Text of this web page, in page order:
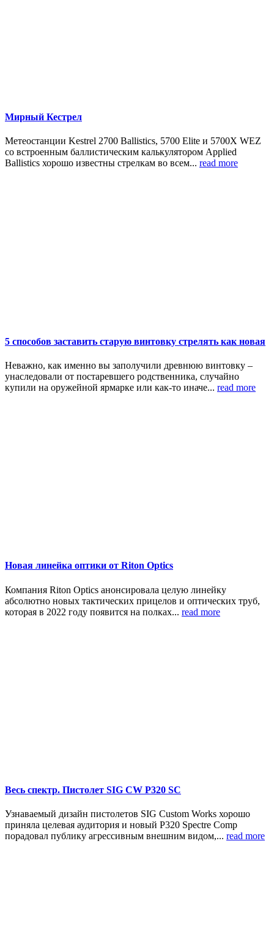
Мирный Кестрел
Метеостанции Kestrel 2700 Ballistics, 5700 Elite и 5700X WEZ
со встроенным баллистическим калькулятором Applied
Ballistics хорошо известны стрелкам во всем... read more
5 способов заставить старую винтовку стрелять как новая
Неважно, как именно вы заполучили древнюю винтовку –
унаследовали от постаревшего родственника, случайно
купили на оружейной ярмарке или как-то иначе... read more
Новая линейка оптики от Riton Optics
Компания Riton Optics анонсировала целую линейку
абсолютно новых тактических прицелов и оптических труб,
которая в 2022 году появится на полках... read more
Весь спектр. Пистолет SIG CW P320 SC
Узнаваемый дизайн пистолетов SIG Custom Works хорошо
приняла целевая аудитория и новый P320 Spectre Comp
порадовал публику агрессивным внешним видом,... read more